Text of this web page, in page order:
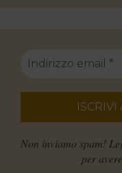
Non inviamo spam!
per